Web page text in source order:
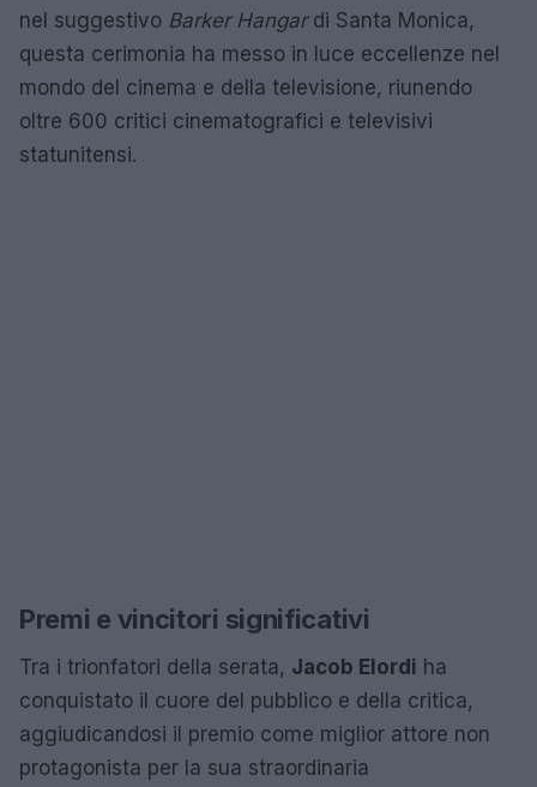
nel suggestivo Barker Hangardi Santa Monica,
questa cerimonia ha messo in luce eccellenze nel
mondo del cinema e della televisione, riunendo
oltre 600 critici cinematografici e televisivi
statunitensi.
Premi e vincitori significativi
Tra i trionfatori della serata, Jacob Elordi ha
conquistato il cuore del pubblico e della critica,
aggiudicandosi il premio come miglior attore non
protagonista per la sua straordinaria